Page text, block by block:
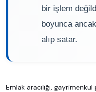
bir işlem
boyunca
alıp satar.
Emlak aracılığı, gayrimenkul